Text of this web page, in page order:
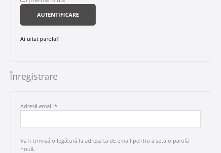
AUTENTIFICARE
Ai uitat parola?
Înregistrare
Adresă email *
Va fi trimisă o legătură la adresa ta de email pentru a seta o parolă
nouă.